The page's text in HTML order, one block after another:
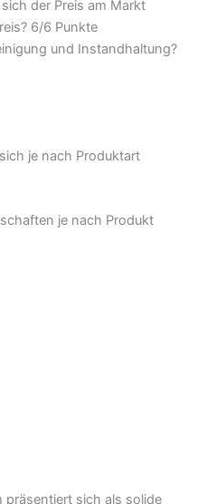
der Preis am Markt
6/6 Punkte
und Instandhaltung?
je nach Produktart
je nach Produkt
präsentiert sich als solide